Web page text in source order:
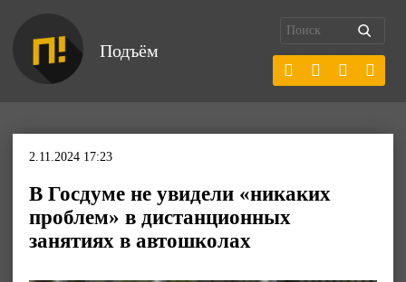
Подъём
2.11.2024 17:23
В Госдуме не увидели «никаких
проблем» в дистанционных
занятиях в автошколах